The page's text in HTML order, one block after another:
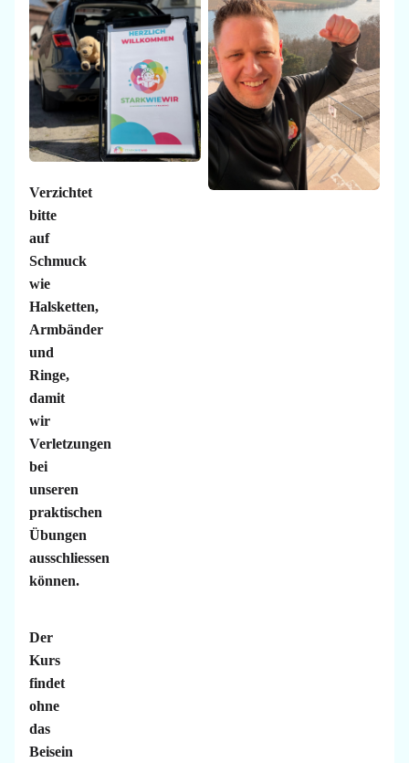
zusammen
und
nehme
die
Kinder
in
Empfang.
Verzichtet
bitte
auf
Schmuck
wie
Halsketten,
Armbänder
und
Ringe,
damit
wir
Verletzungen
bei
unseren
praktischen
Übungen
ausschliessen
können.
Der
Kurs
findet
ohne
das
Beisein